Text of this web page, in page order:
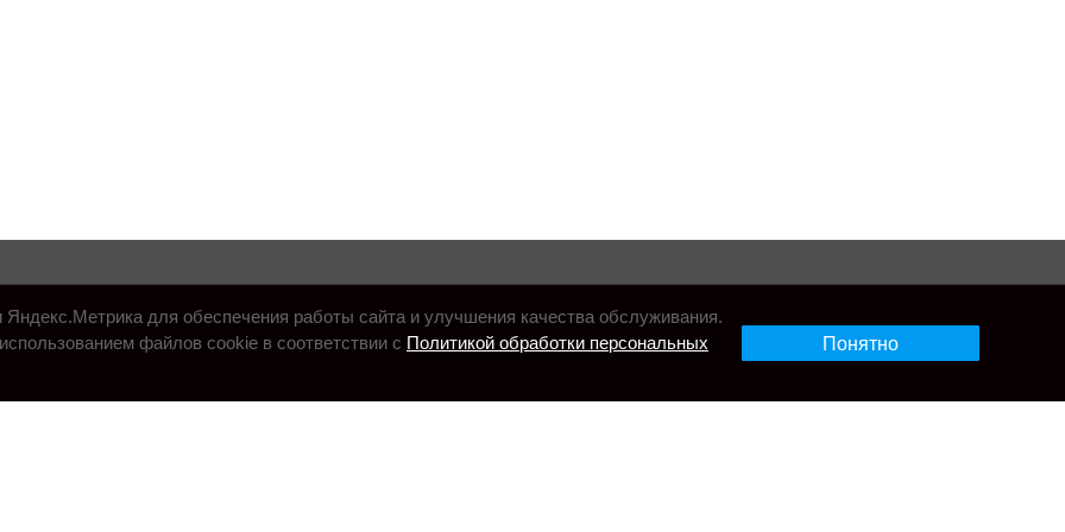
для обеспечения работы сайта и улучшения качества обслуживания.
файлов cookie в соответствии с Политикой обработки персональных
Понятно